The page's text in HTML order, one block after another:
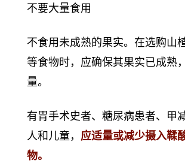
不要大量食用
不食用未成熟的果实。在选购山
等食物时，应确保其果实已成熟
量。
有胃手术史者、糖尿病患者、 甲
人和儿童， 应适量或减少摄入鞣
物。